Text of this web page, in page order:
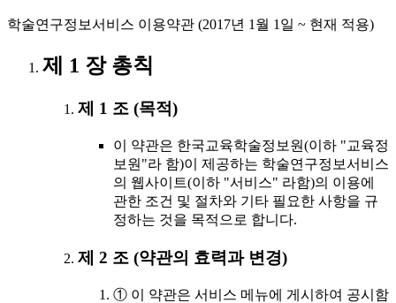
학술연구정보서비스 이용약관 (2017년 1월 1일 ~ 현재 적용)
제 1 장 총칙
제 1 조 (목적)
이 약관은 한국교육학술정보원(이하 "교육정
보원"라 함)이 제공하는 학술연구정보서비스
의 웹사이트(이하 "서비스" 라함)의 이용에
관한 조건 및 절차와 기타 필요한 사항을 규
정하는 것을 목적으로 합니다.
제 2 조 (약관의 효력과 변경)
① 이 약관은 서비스 메뉴에 게시하여 공시함